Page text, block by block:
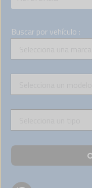
Buscar por vehículo :